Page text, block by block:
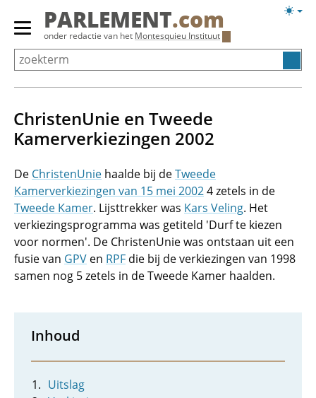
Overslaan
Primair
menu
tonen/verbergen
PARLEMENT.com
onder redactie van het Montesquieu Instituut
ChristenUnie en Tweede
Kamerverkiezingen 2002
De ChristenUnie haalde bij deTweede
Kamerverkiezingen van 15 mei 20024 zetels in de
Tweede Kamer. Lijsttrekker was Kars Veling. Het
verkiezingsprogramma was getiteld 'Durf te kiezen
voor normen'. De ChristenUnie was ontstaan uit een
fusie van GPV en RPF die bij de verkiezingen van 1998
samen nog 5 zetels in de Tweede Kamer haalden.
Inhoud
Uitslag